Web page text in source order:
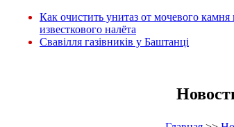
Как очистить унитаз от мочевого камня
известкового налёта
Свавілля газівників у Баштанці